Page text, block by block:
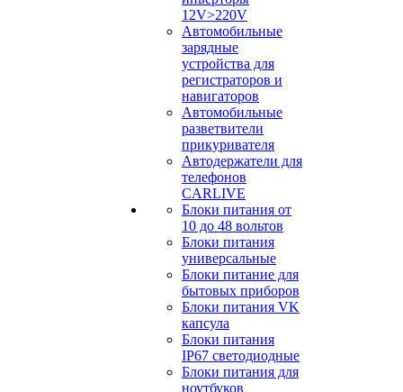
12V>220V
Автомобильные
зарядные
устройства для
регистраторов и
навигаторов
Автомобильные
разветвители
прикуривателя
Автодержатели для
телефонов
CARLIVE
Блоки питания от
10 до 48 вольтов
Блоки питания
универсальные
Блоки питание для
бытовых приборов
Блоки питания VK
капсула
Блоки питания
IP67 светодиодные
Блоки питания для
ноутбуков